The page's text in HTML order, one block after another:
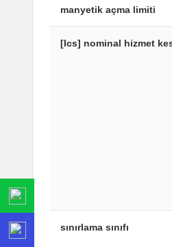
manyetik açma limiti
[Ics] nominal hizmet
sınırlama sınıfı